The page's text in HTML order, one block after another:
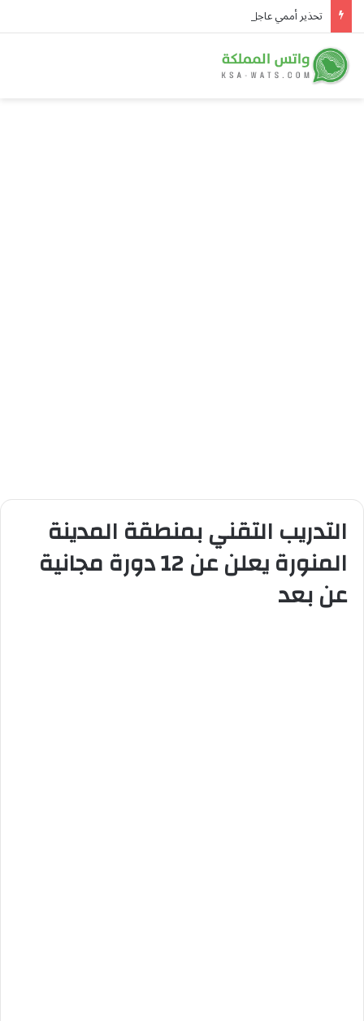
تحذير أممي عاجل من إيبولا في الكونغو.. 3,874 إصابة و1,751 وفاة
التدريب التقني بمنطقة المدينة
المنورة يعلن عن 12 دورة مجانية
عن بعد